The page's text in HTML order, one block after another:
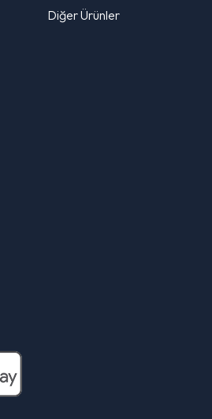
Diğer Ürünler